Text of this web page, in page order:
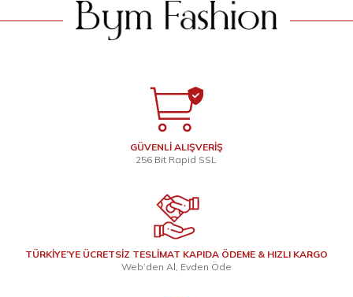
GÜVENLİ ALIŞVERİŞ
256 Bit Rapid SSL
TÜRKİYE’YE ÜCRETSİZ TESLİMAT KAPIDA ÖDEME & HIZLI KARGO
Web’den Al, Evden Öde